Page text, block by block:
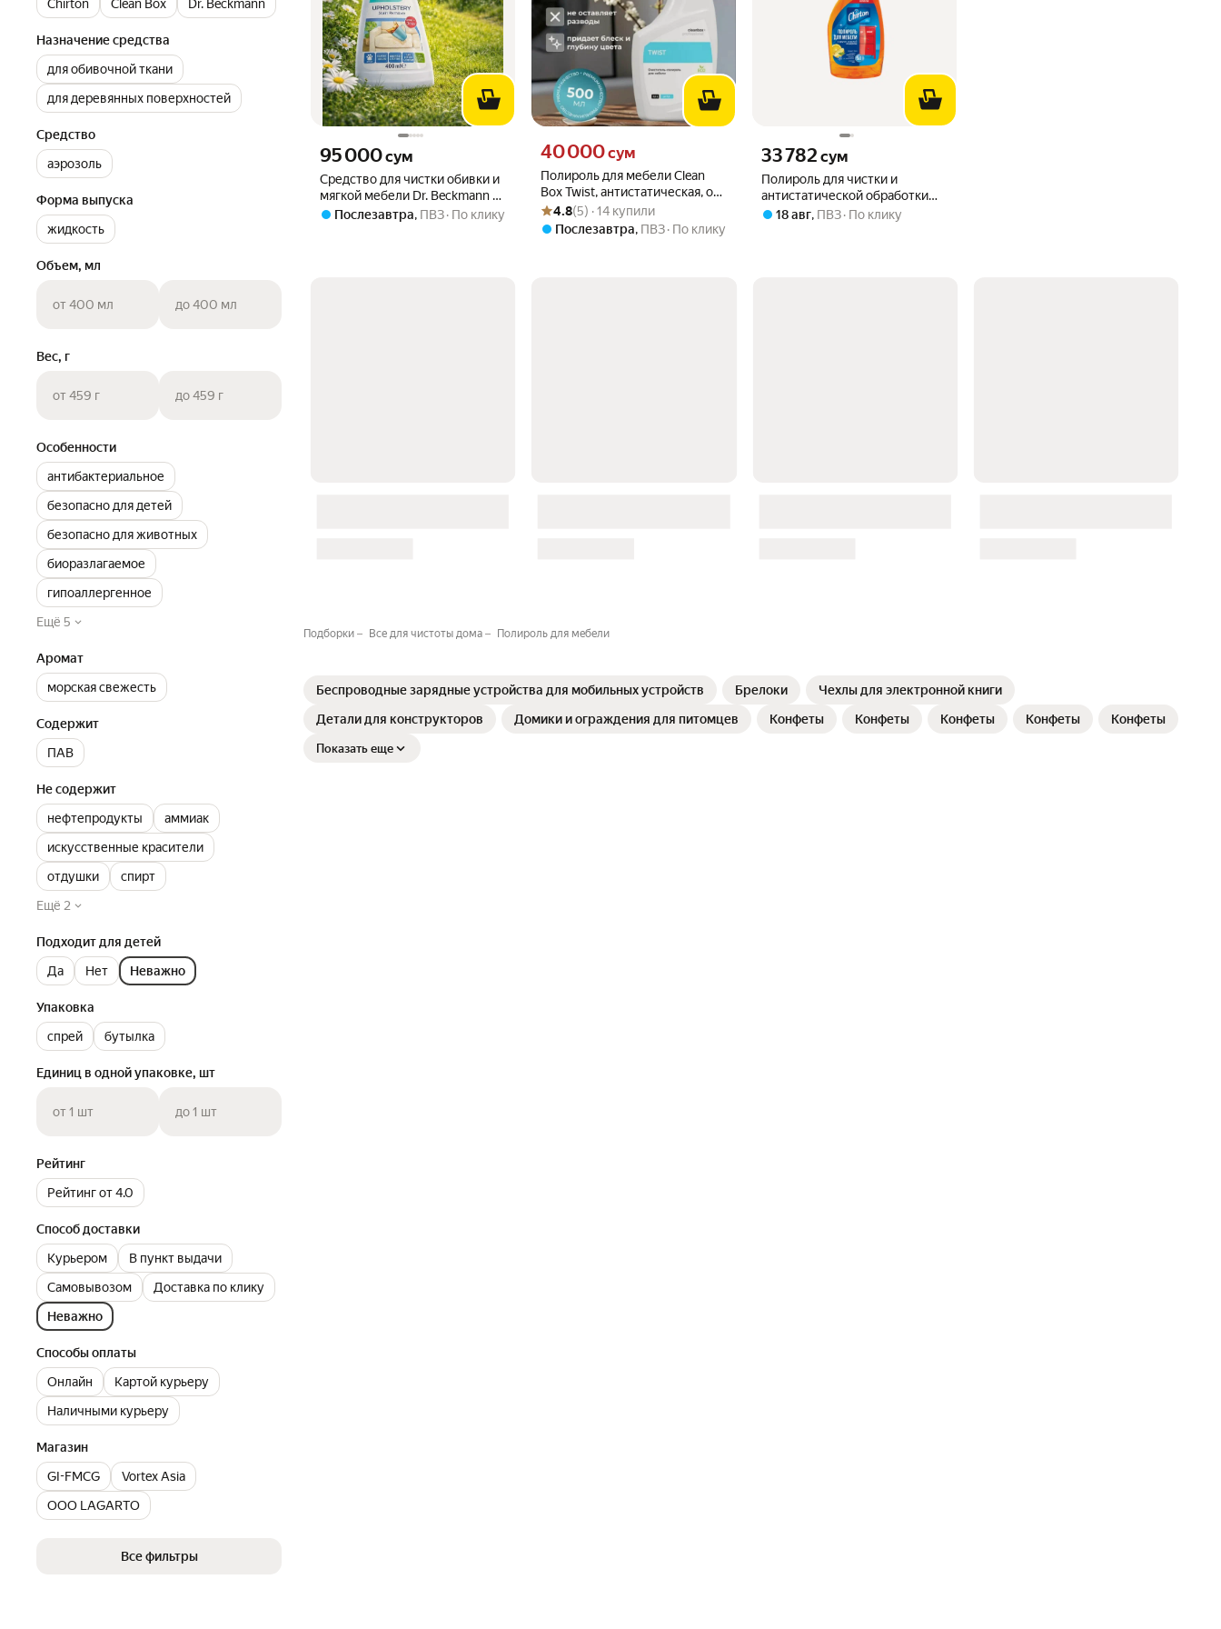
Chirton
Clean Box Dr. Beckmann
Назначение средства
для обивочной ткани
для деревянных поверхностей
Средство
аэрозоль
Форма выпуска
жидкость
Объем, мл
от 400 мл до 400 мл
Вес, г
от 459 г до 459 г
Особенности
антибактериальное
безопасно для детей
безопасно для животных
биоразлагаемое
гипоаллергенное
Ещё 5
Аромат
морская свежесть
Содержит
ПАВ
Не содержит
нефтепродукты
аммиак
искусственные красители
отдушки
спирт
Ещё 2
Подходит для детей
Да
Нет Неважно
Упаковка
спрей
бутылка
Единиц в одной упаковке, шт
от 1 шт до 1 шт
Рейтинг
Рейтинг от 4.0
Способ доставки
Курьером
В пункт выдачи
Самовывозом
Доставка по клику
Неважно
Способы оплаты
Онлайн
Картой курьеру
Наличными курьеру
Магазин
GI-FMCG
Vortex Asia
ООО LAGARTO
Все фильтры
Средство для чистки обивки и
мягкой мебели Dr. Beckmann с
щёткой, 400 мл
Цена 95000 сум вместо
95 000сум
Послезавтра, ПВЗ По клику
Полироль для мебели Clean
Box Twist, антистатическая, от
пыли и загрязнений
Цена 40000 сум вместо
40 000сум
Рейтинг товара: 4.8 из 5
Оценок: (5) · 14 купили
4.8(5) · 14 купили
Послезавтра, ПВЗ По клику
Полироль для чистки и
антистатической обработки
мебели, Chirton, 500 мл
Цена 33782 сум вместо
33 782 сум
18 авг, ПВЗ По клику
Подборки Все для чистоты дома Полироль для мебели
Беспроводные зарядные устройства для мобильных устройств Брелоки
Чехлы для электронной книги
Детали для конструкторов
Домики и ограждения для питомцев Конфеты Конфеты Конфеты Конфеты Конфеты
Показать еще